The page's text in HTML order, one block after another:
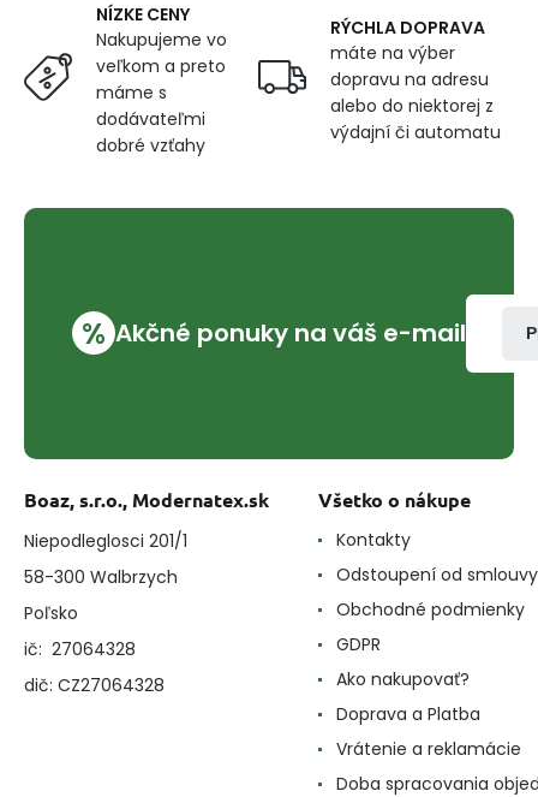
NÍZKE CENY
Nakupujeme vo
veľkom a preto
máme s
dodávateľmi
dobré vzťahy
RÝCHLA DOPRAVA
máte na výber
dopravu na adresu
alebo do niektorej z
výdajní či automatu
% Akčné ponuky na váš e-mail
Boaz, s.r.o., Modernatex.sk
Niepodleglosci 201/1
58-300 Walbrzych
Poľsko
ič: 27064328
dič: CZ27064328
Všetko o nákupe
Kontakty
Odstoupení od smlouvy
Obchodné podmienky
GDPR
Ako nakupovať?
Doprava a Platba
Vrátenie a reklamácie
Doba spracovania